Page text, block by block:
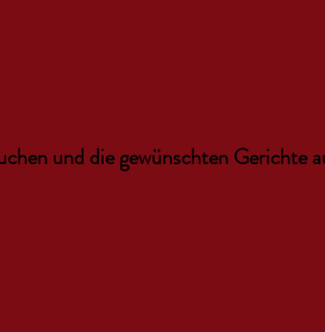
und die gewünschten Gerichte